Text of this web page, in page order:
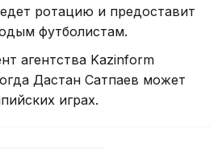
ротацию и предоставит
футболистам.
агентства Kazinform
Дастан Сатпаев может
играх.